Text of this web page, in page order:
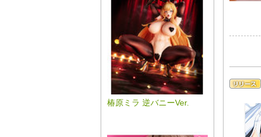
椿原ミラ 逆バニーVer.